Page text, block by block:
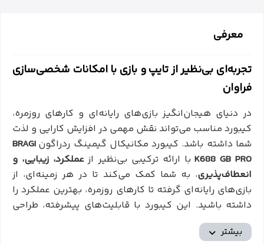
معرفی
تجربه‌ای بی‌نظیر از تایپ و بازی با امکانات شخصی‌سازی
فراوان
در دنیای هیجان‌انگیز بازی‌های رایانه‌ای و کارهای روزمره،
کیبورد مناسب می‌تواند نقش مهمی در افزایش کارایی و لذت
شما داشته باشد. کیبورد مکانیکال گیمینگ ردراگون BRAGI
K688 GB PRO با ارائه ترکیبی بی‌نظیر ازعملکرد، زیبایی، و
انعطاف‌پذیری، به شما کمک می‌کند تا در هر زمینه‌ای، از
بازی‌های رایانه‌ای گرفته تا کارهای روزمره، بهترین عملکرد را
داشته باشید. این کیبورد با قابلیت‌های پیشرفته، طراحی
ارگونومیک، و نورپردازی
برایگیمرها، طراحان، برنامه‌نویسان، و کاربران حرفه‌ای
بیشتر